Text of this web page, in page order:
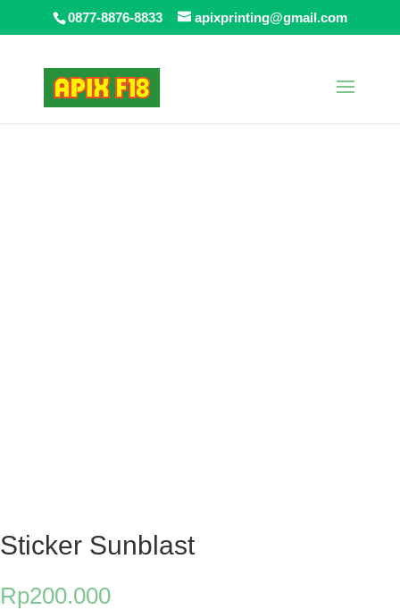
0877-8876-8833 apixprinting@gmail.com
/Cetak Indoor/ Sticker Sunblast
Sticker Sunblast
Rp200.000